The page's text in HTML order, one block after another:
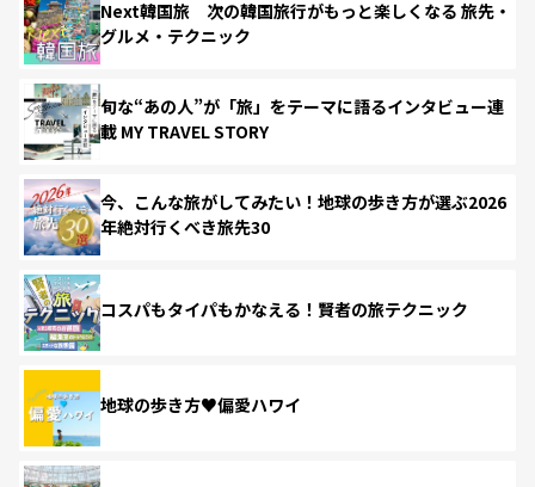
Next韓国旅 次の韓国旅行がもっと楽しくなる 旅先・
グルメ・テクニック
旬な“あの人”が「旅」をテーマに語るインタビュー連
載 MY TRAVEL STORY
今、こんな旅がしてみたい！地球の歩き方が選ぶ2026
年絶対行くべき旅先30
コスパもタイパもかなえる！賢者の旅テクニック
地球の歩き方♥偏愛ハワイ